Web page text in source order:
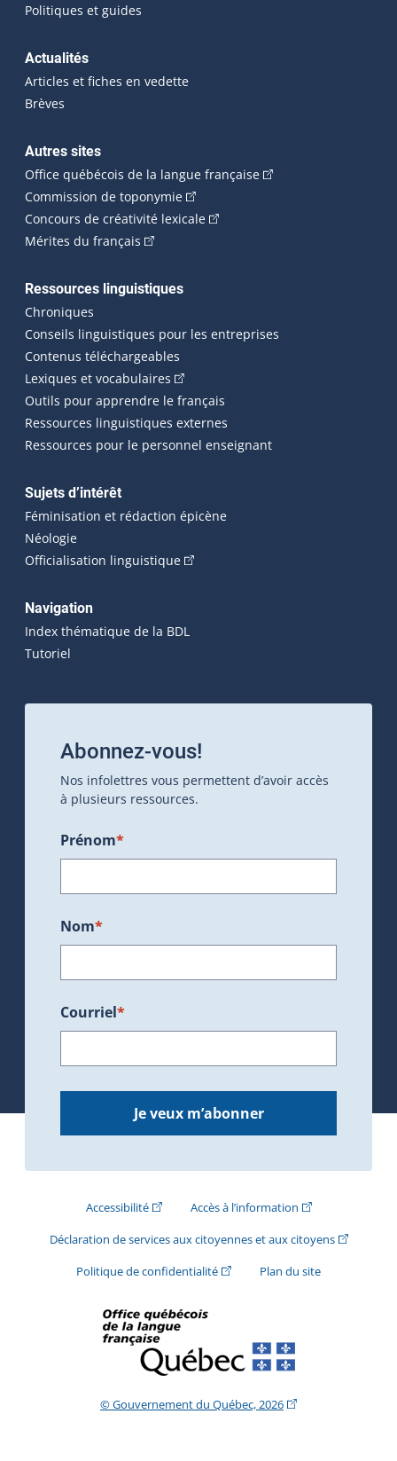
Politiques et guides
Actualités
Articles et fiches en vedette
Brèves
Autres sites
Office québécois de la langue française(Cet hyperlien
Commission de toponymie(Cet hyperlien externe s'ouvrira
Concours de créativité lexicale(Cet hyperlien externe
Mérites du français (Cet hyperlien externe s'ouvrira dans une
Ressources linguistiques
Chroniques
Conseils linguistiques pour les entreprises
Contenus téléchargeables
Lexiques et vocabulaires (Cet hyperlien externe s'ouvrira
Outils pour apprendre le français
Ressources linguistiques externes
Ressources pour le personnel enseignant
Sujets d’intérêt
Féminisation et rédaction épicène
Néologie
Officialisation linguistique(Cet hyperlien externe s'ouvrira
Navigation
Index thématique de la BDL
Tutoriel
Abonnez-vous!
Nos infolettres vous permettent d’avoir accès
à plusieurs ressources.
Prénom*
Nom*
Courriel*
Je veux m’abonner
Accessibilité(Cet hyperlien externe s'ouvrira dans une
Accès à l’information(Cet hyperlien
Déclaration de services aux citoyennes et aux citoyens(Cet
Politique de confidentialité(Cet hyperlien externe s'ouvrira
Plan du site
© Gouvernement du Québec, 2026(Cet hyperlien